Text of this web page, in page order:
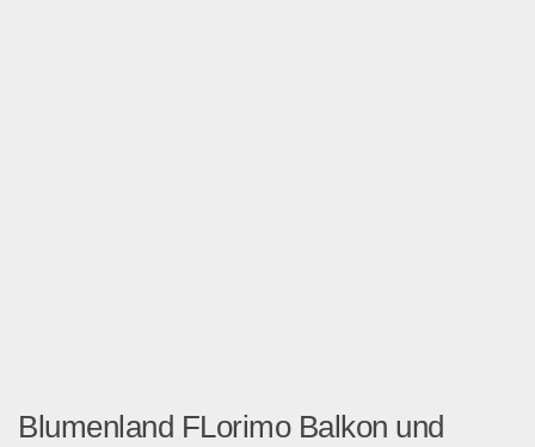
Blumenland FLorimo Balkon und